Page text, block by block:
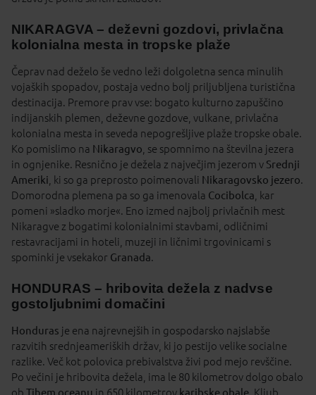
NIKARAGVA – deževni gozdovi, privlačna
kolonialna mesta in tropske plaže
Čeprav nad deželo še vedno leži dolgoletna senca minulih
vojaških spopadov, postaja vedno bolj priljubljena turistična
destinacija. Premore prav vse: bogato kulturno zapuščino
indijanskih plemen, deževne gozdove, vulkane, privlačna
kolonialna mesta in seveda nepogrešljive plaže tropske obale.
Ko pomislimo na Nikaragvo , se spomnimo na številna jezera
in ognjenike. Resnično je dežela z največjim jezerom v Srednji
Ameriki , ki so ga preprosto poimenovali Nikaragovsko jezero.
Domorodna plemena pa so ga imenovala Cocibolca , kar
pomeni »sladko morje«. Eno izmed najbolj privlačnih mest
Nikaragve z bogatimi kolonialnimi stavbami, odličnimi
restavracijami in hoteli, muzeji in ličnimi trgovinicami s
spominki je vsekakor Granada.
HONDURAS – hribovita dežela z nadvse
gostoljubnimi domačini
Honduras je ena najrevnejših in gospodarsko najslabše
razvitih srednjeameriških držav, ki jo pestijo velike socialne
razlike. Več kot polovica prebivalstva živi pod mejo revščine.
Po večini je hribovita dežela, ima le 80 kilometrov dolgo obalo
ob Tihem oceanu in 650 kilometrov karibske obale . Kljub